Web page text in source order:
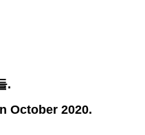
.
October 2020.